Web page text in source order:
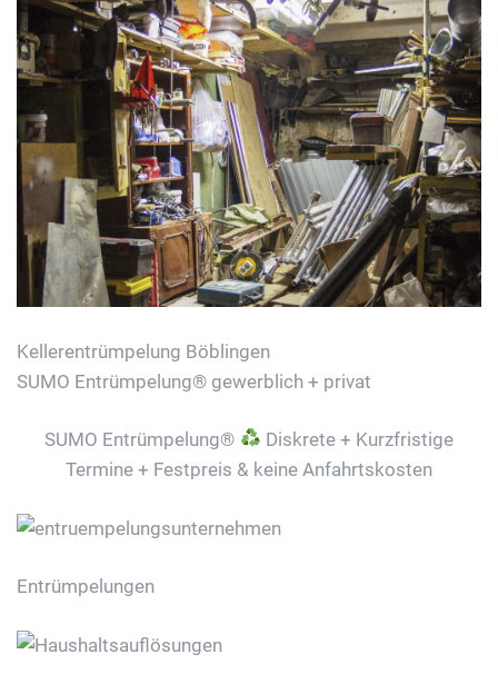
Kellerentrümpelung Böblingen
SUMO Entrümpelung® gewerblich + privat
SUMO Entrümpelung®
Diskrete + Kurzfristige
Termine + Festpreis & keine Anfahrtskosten
Entrümpelungen